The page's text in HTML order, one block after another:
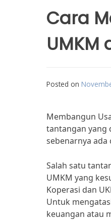
Cara
UMKM
Posted on
Membangun
tantangan yang
sebenarnya
Salah satu
UMKM yang
Koperasi dan
Untuk
keuangan atau